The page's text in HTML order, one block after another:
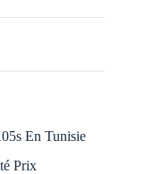
En Tunisie
Prix